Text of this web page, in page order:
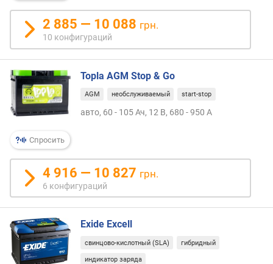
но
г
м
т
д
о
р
о
и
х
к
д
е
ш
е
в
ы
м
2 885 — 10 088 грн.
10 конфигураций
Спросить
Topla AGM Stop & Go
AGM необслуживаемый start-stop
авто, 60 - 105 Ач, 12 В, 680 - 950 А
4 916 — 10 827 грн.
6 конфигураций
Exide Excell
свинцово-кислотный (SLA) гибридный
индикатор заряда